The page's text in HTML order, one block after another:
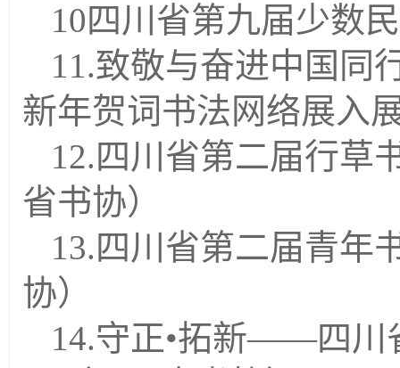
10四川省第九届少数
11.致敬与奋进中国同
新年贺词书法网络展入
12. 四川省第二届行草
省书协）
13. 四川省第二届青年
协）
14.守正•拓新——四川